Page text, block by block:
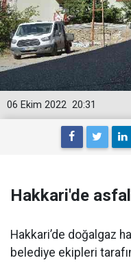
20:31
06 Ekim 2022
Hakkari'de
Hakkari’de doğalgaz
belediye ekipleri